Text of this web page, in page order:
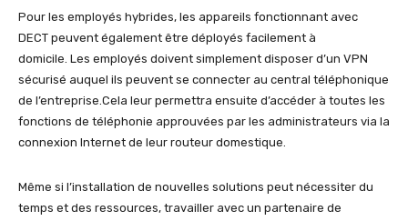
Pour les employés hybrides, les appareils fonctionnant avec
DECT peuvent également être déployés facilement à
domicile. Les employés doivent simplement disposer d’un VPN
sécurisé auquel ils peuvent se connecter au central téléphonique
de l’entreprise.Cela leur permettra ensuite d’accéder à toutes les
fonctions de téléphonie approuvées par les administrateurs via la
connexion Internet de leur routeur domestique.
Même si l’installation de nouvelles solutions peut nécessiter du
temps et des ressources, travailler avec un partenaire de